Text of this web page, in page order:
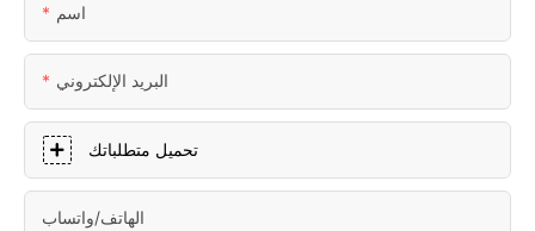
اسم
البريد الإلكتروني
تحميل متطلباتك
الهاتف/واتساب